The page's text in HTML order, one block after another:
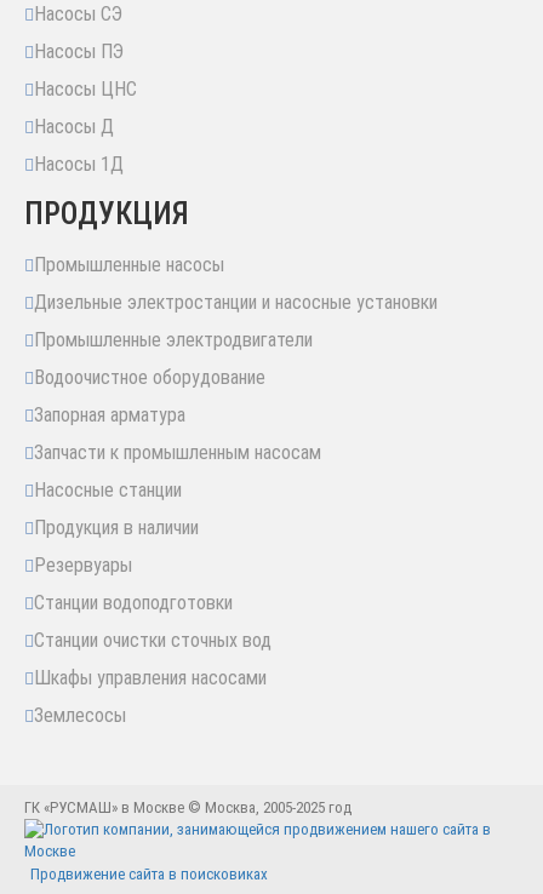
Насосы СЭ
Насосы ПЭ
Насосы ЦНС
Насосы Д
Насосы 1Д
ПРОДУКЦИЯ
Промышленные насосы
Дизельные электростанции и насосные установки
Промышленные электродвигатели
Водоочистное оборудование
Запорная арматура
Запчасти к промышленным насосам
Насосные станции
Продукция в наличии
Резервуары
Станции водоподготовки
Станции очистки сточных вод
Шкафы управления насосами
Землесосы
ГК «РУСМАШ» в Москве © Москва, 2005-2025 год
Продвижение сайта в поисковиках